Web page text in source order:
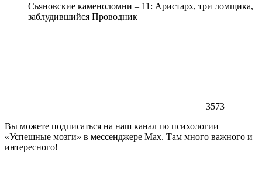
Сьяновские каменоломни – 11: Аристарх, три ломщика,
заблудившийся Проводник
3573
Вы можете подписаться на наш канал по психологии
«Успешные мозги» в мессенджере Max. Там много важного и
интересного!